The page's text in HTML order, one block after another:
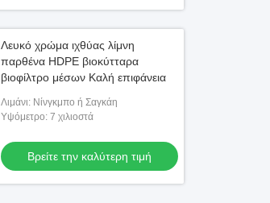
Λευκό χρώμα ιχθύας λίμνη
παρθένα HDPE βιοκύτταρα
βιοφίλτρο μέσων Καλή επιφάνεια
Λιμάνι: Νίνγκμπο ή Σαγκάη
Υψόμετρο: 7 χιλιοστά
Βρείτε την καλύτερη τιμή